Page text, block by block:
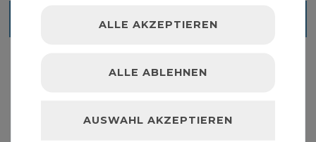
Ähnliche ArtikelALLE AKZEPTIEREN
ALLE ABLEHNEN
AUSWAHL AKZEPTIEREN